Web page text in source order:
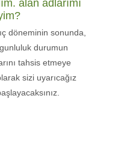
alan adlarımı
döneminin sonunda,
durumun
tahsis etmeye
sizi uyarıcağız